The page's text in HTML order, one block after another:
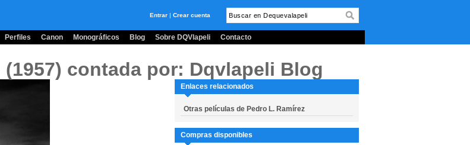
Entrar | Crear cuenta
Perfiles Canon Monográficos Blog Sobre DQVlapeli Contacto
contada por: Dqvlapeli Blog
Enlaces relacionados
Otras películas de Pedro L. Ramírez
Compras disponibles